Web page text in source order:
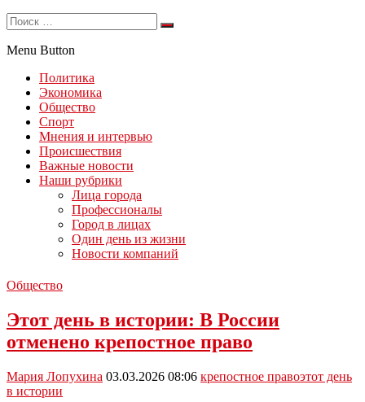
Menu Button
Политика
Экономика
Общество
Спорт
Мнения и интервью
Происшествия
Важные новости
Наши рубрики
Лица города
Профессионалы
Город в лицах
Один день из жизни
Новости компаний
Общество
Этот день в истории: В России
отменено крепостное право
Мария Лопухина 03.03.2026 08:06 крепостное правоэтот день
в истории